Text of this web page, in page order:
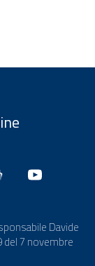
Davide
del 7 novembre